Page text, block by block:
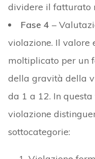
dividere il fatturato
Fase 4 –
violazione. Il valore
moltiplicato per un
della gravità della
da 1 a 12. In
violazione
sottocategorie: